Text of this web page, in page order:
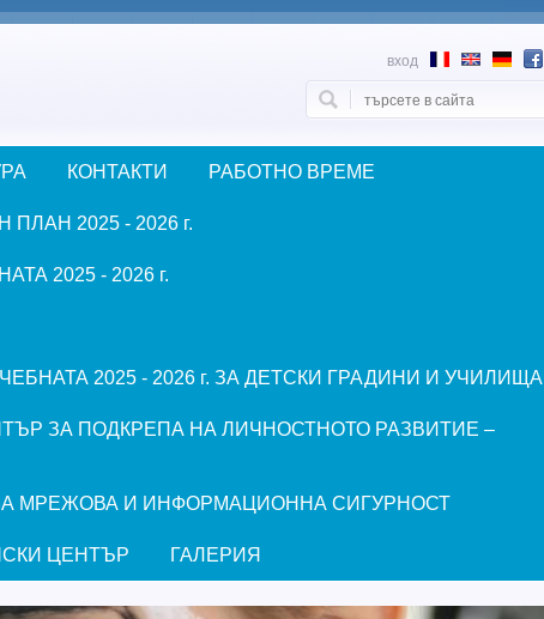
вход
Форма за търсене
КОНТАКТИ РАБОТНО ВРЕМЕ
2025 - 2026 г.
2025 - 2026 г.
2025 - 2026 г. ЗА ДЕТСКИ ГРАДИНИ И УЧИЛИЩА
ЗА ПОДКРЕПА НА ЛИЧНОСТНОТО РАЗВИТИЕ –
МРЕЖОВА И ИНФОРМАЦИОННА СИГУРНОСТ
ЦЕНТЪР ГАЛЕРИЯ